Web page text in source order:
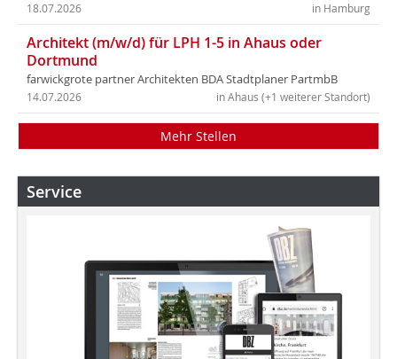
in Hamburg
18.07.2026
Architekt (m/w/d) für LPH 1-5 in Ahaus oder
Dortmund
farwickgrote partner Architekten BDA Stadtplaner PartmbB
in Ahaus (+1 weiterer Standort)
14.07.2026
Mehr Stellen
Service